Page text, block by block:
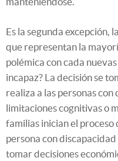
Es la segunda excepción,
que representan la
polémica con cada
incapaz? La decisión se
realiza a las personas
limitaciones cognitivas o
familias inician el proceso
persona con
tomar decisiones